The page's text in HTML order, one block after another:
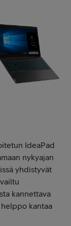
IdeaPad
nykyajan
yhdistyvät
kannettava
kantaa